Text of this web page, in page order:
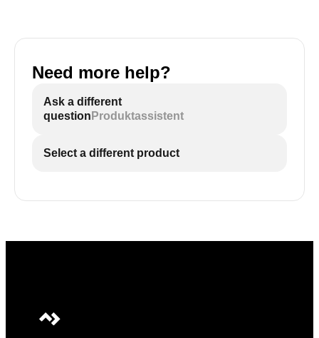
Need more help?
Ask a different
question Produktassistent
Select a different product